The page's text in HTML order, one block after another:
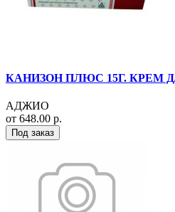
КАНИЗОН ПЛЮС 15Г. КРЕМ
АДЖИО
от 648.00 р.
Под заказ